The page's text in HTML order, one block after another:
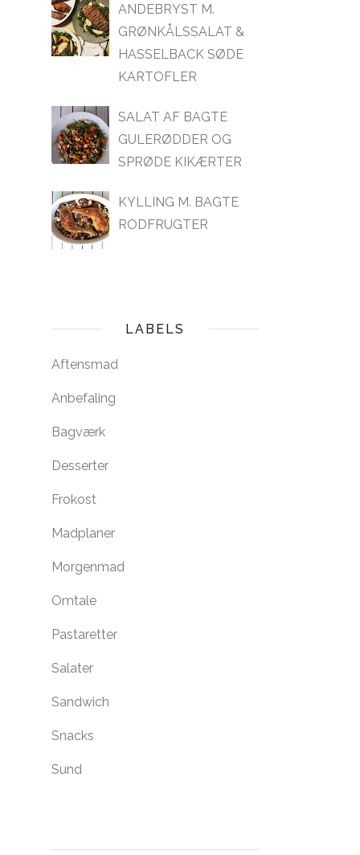
ANDEBRYST M.
GRØNKÅLSSALAT &
HASSELBACK SØDE
KARTOFLER
SALAT AF BAGTE
GULERØDDER OG
SPRØDE KIKÆRTER
KYLLING M. BAGTE
RODFRUGTER
LABELS
Aftensmad
Anbefaling
Bagværk
Desserter
Frokost
Madplaner
Morgenmad
Omtale
Pastaretter
Salater
Sandwich
Snacks
Sund